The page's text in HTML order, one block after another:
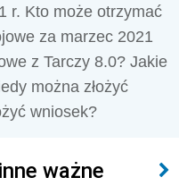
r. Kto może otrzymać
za marzec 2021
z Tarczy 8.0? Jakie
można złożyć
wniosek?
ważne